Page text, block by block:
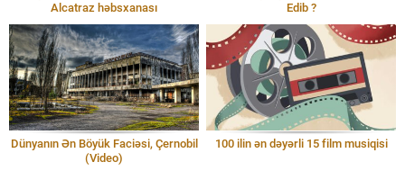
Alcatraz həbsxanası
Edib ?
Dünyanın Ən Böyük Faciəsi, Çernobil
(Video)
100 ilin ən dəyərli 15 film musiqisi